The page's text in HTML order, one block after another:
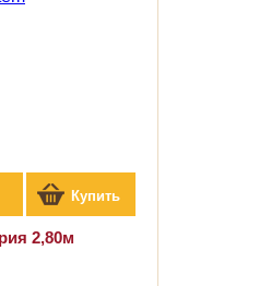
Купить
2,80м